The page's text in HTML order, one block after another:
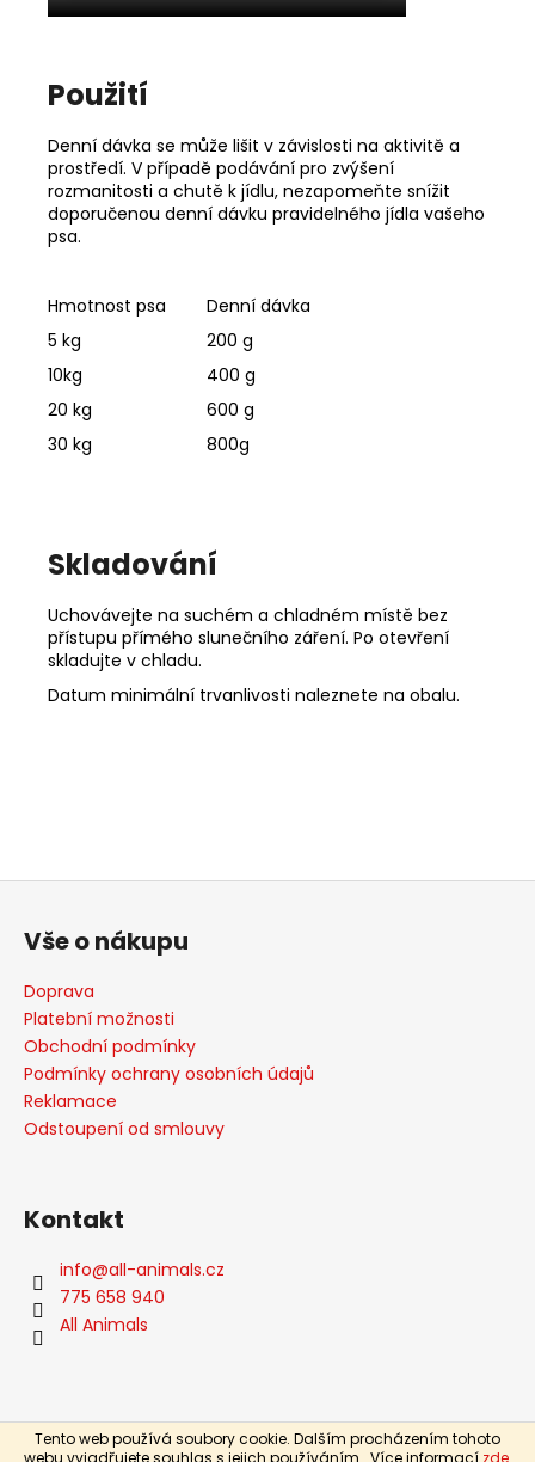
Tento web používá soubory cookie. Dalším procházením tohoto
Použití
Denní dávka se může lišit v závislosti na aktivitě a
prostředí. V případě podávání pro zvýšení
rozmanitosti a chutě k jídlu, nezapomeňte snížit
doporučenou denní dávku pravidelného jídla vašeho
psa.
Hmotnost psa
Denní dávka
5 kg
200 g
10kg
400 g
20 kg
600 g
30 kg
800g
Skladování
Uchovávejte na suchém a chladném místě bez
přístupu přímého slunečního záření. Po otevření
skladujte v chladu.
Datum minimální trvanlivosti naleznete na obalu.
Vše o nákupu
Doprava
Platební možnosti
Obchodní podmínky
Podmínky ochrany osobních údajů
Reklamace
Odstoupení od smlouvy
Kontakt
info@all-animals.cz
775 658 940
All Animals
Vytvořil Shoptet